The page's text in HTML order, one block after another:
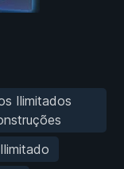
Ilimitados